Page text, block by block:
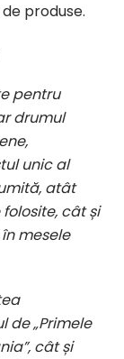
produse.
pentru
drumul
unic al
atât
cât și
mesele
„Primele
cât și